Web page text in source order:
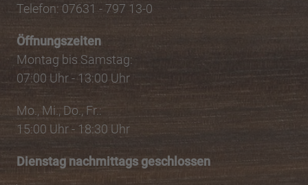
Telefon: 07631 - 797 13-0
Öffnungszeiten
Montag bis Samstag:
07:00 Uhr - 13:00 Uhr
Mo., Mi., Do., Fr.:
15:00 Uhr - 18:30 Uhr
Dienstag nachmittags geschlossen